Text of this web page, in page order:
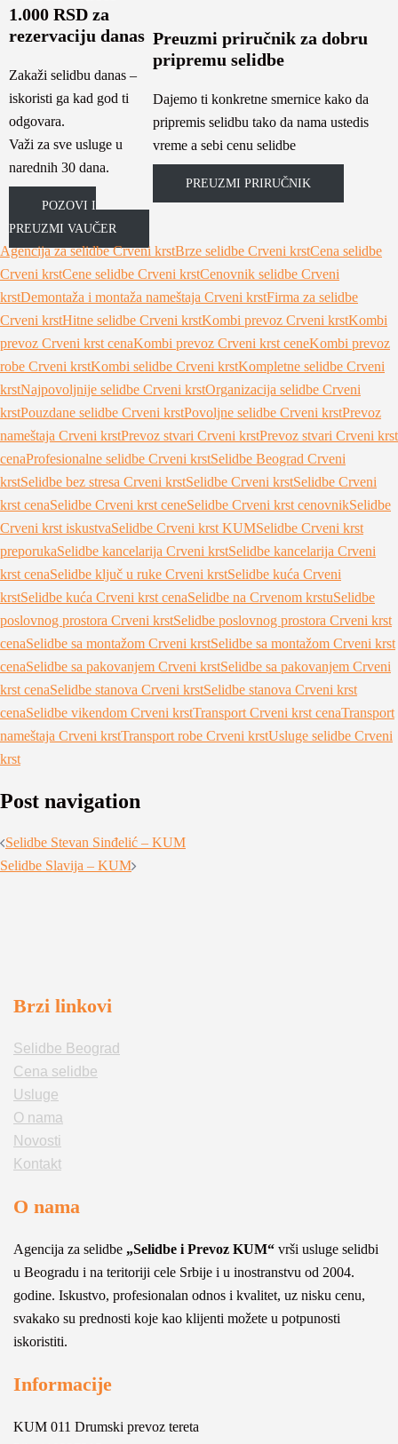
1.000 RSD za
rezervaciju danas
Zakaži selidbu danas –
iskoristi ga kad god ti
odgovara.
Važi za sve usluge u
narednih 30 dana.
POZOVI I
PREUZMI VAUČER
Preuzmi priručnik za dobru
pripremu selidbe
Dajemo ti konkretne smernice kako da
pripremis selidbu tako da nama ustedis
vreme a sebi cenu selidbe
PREUZMI PRIRUČNIK
Agencija za selidbe Crveni krstBrze selidbe Crveni krstCena selidbe
Crveni krstCene selidbe Crveni krstCenovnik selidbe Crveni
krstDemontaža i montaža nameštaja Crveni krstFirma za selidbe
Crveni krstHitne selidbe Crveni krstKombi prevoz Crveni krstKombi
prevoz Crveni krst cenaKombi prevoz Crveni krst ceneKombi prevoz
robe Crveni krstKombi selidbe Crveni krstKompletne selidbe Crveni
krstNajpovoljnije selidbe Crveni krstOrganizacija selidbe Crveni
krstPouzdane selidbe Crveni krstPovoljne selidbe Crveni krstPrevoz
nameštaja Crveni krstPrevoz stvari Crveni krstPrevoz stvari Crveni krst
cenaProfesionalne selidbe Crveni krstSelidbe Beograd Crveni
krstSelidbe bez stresa Crveni krstSelidbe Crveni krstSelidbe Crveni
krst cenaSelidbe Crveni krst ceneSelidbe Crveni krst cenovnikSelidbe
Crveni krst iskustvaSelidbe Crveni krst KUMSelidbe Crveni krst
preporukaSelidbe kancelarija Crveni krstSelidbe kancelarija Crveni
krst cenaSelidbe ključ u ruke Crveni krstSelidbe kuća Crveni
krstSelidbe kuća Crveni krst cenaSelidbe na Crvenom krstuSelidbe
poslovnog prostora Crveni krstSelidbe poslovnog prostora Crveni krst
cenaSelidbe sa montažom Crveni krstSelidbe sa montažom Crveni krst
cenaSelidbe sa pakovanjem Crveni krstSelidbe sa pakovanjem Crveni
krst cenaSelidbe stanova Crveni krstSelidbe stanova Crveni krst
cenaSelidbe vikendom Crveni krstTransport Crveni krst cenaTransport
nameštaja Crveni krstTransport robe Crveni krstUsluge selidbe Crveni
krst
Post navigation
Selidbe Stevan Sinđelić – KUM
Selidbe Slavija – KUM
Brzi linkovi
Selidbe Beograd
Cena selidbe
Usluge
O nama
Novosti
Kontakt
O nama
Agencija za selidbe „Selidbe i Prevoz KUM“ vrši usluge selidbi
u Beogradu i na teritoriji cele Srbije i u inostranstvu od 2004.
godine. Iskustvo, profesionalan odnos i kvalitet, uz nisku cenu,
svakako su prednosti koje kao klijenti možete u potpunosti
iskoristiti.
Informacije
KUM 011 Drumski prevoz tereta